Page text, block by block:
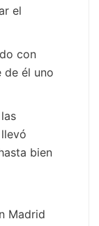
el
con
de él uno
bien
Madrid